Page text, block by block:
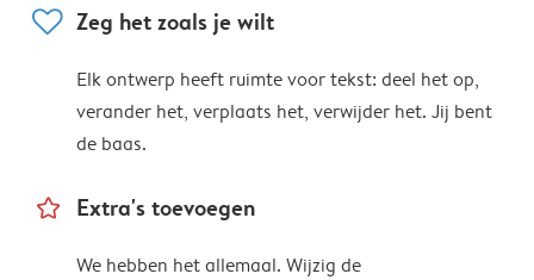
heart Zeg het zoals je wilt
Elk ontwerp heeft ruimte voor tekst: deel het op,
verander het, verplaats het, verwijder het. Jij bent
de baas.
star_outline Extra's toevoegen
We hebben het allemaal. Wijzig de